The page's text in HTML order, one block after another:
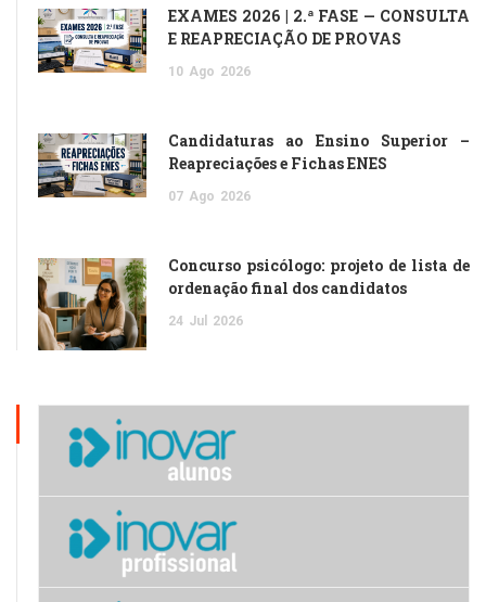
EXAMES 2026 | 2.ª FASE — CONSULTA
E REAPRECIAÇÃO DE PROVAS
10 Ago 2026
Candidaturas ao Ensino Superior –
Reapreciações e Fichas ENES
07 Ago 2026
Concurso psicólogo: projeto de lista de
ordenação final dos candidatos
24 Jul 2026